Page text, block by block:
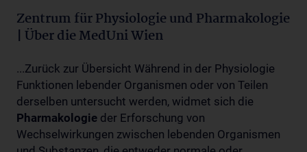
Zentrum für Physiologie und Pharmakologie
| Über die MedUni Wien
...Zurück zur Übersicht Während in der Physiologie
Funktionen lebender Organismen oder von Teilen
derselben untersucht werden, widmet sich die
Pharmakologie der Erforschung von
Wechselwirkungen zwischen lebenden Organismen